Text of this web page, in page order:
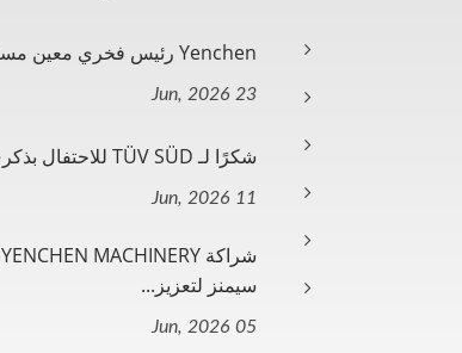
Yenchen رئيس فخري معين مستشاراً...
23 Jun, 2026
شكرًا لـ TÜV SÜD للاحتفال بذكرى...
11 Jun, 2026
سيمنز لتعزيز...
05 Jun, 2026